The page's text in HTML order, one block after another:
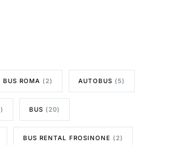
BUS ROMA (2) AUTOBUS (5)
BUS (20)
BUS RENTAL FROSINONE (2)